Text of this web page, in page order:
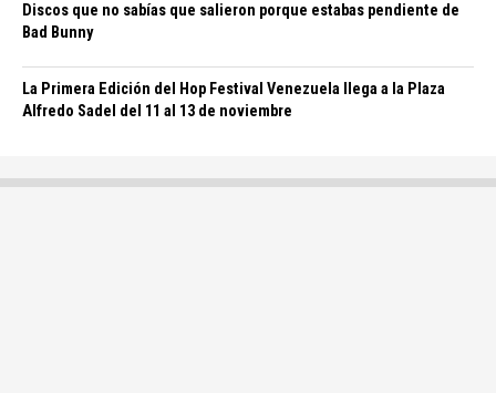
Discos que no sabías que salieron porque estabas pendiente de
Bad Bunny
La Primera Edición del Hop Festival Venezuela llega a la Plaza
Alfredo Sadel del 11 al 13 de noviembre